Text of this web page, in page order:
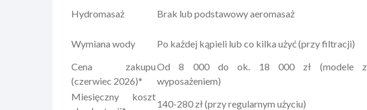
Hydromasaż
Brak lub podstawowy aeromasaż
Wymiana wody
Po każdej kąpieli lub co kilka użyć (przy filtracji)
Cena zakupu
(czerwiec 2026)*
Od 8 000 do ok. 18 000 zł (modele z
wyposażeniem)
Miesięczny koszt
140-280 zł (przy regularnym użyciu)